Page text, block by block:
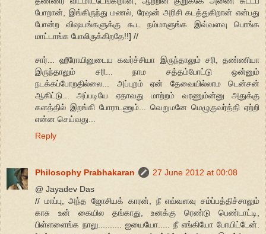
போறான், இங்கிருந்து மணல், ரேஷன் அரிசி கடத்துகிறான் என்பது
போன்ற விஷயங்களுக்கு கூட நம்மாளுங்க இவ்வளவு பொங்க
மாட்டாங்க போலிருக்கிறதே!!] //
சார்... ஹீரோயினுடைய கவர்ச்சியா இருந்தாலும் சரி, தண்ணியா
இருந்தாலும் சரி... நாம சத்தம்போட்டு ஒன்னும்
நடக்கப்போறதில்லை... அப்புறம் ஏன் தேவையில்லாம டென்சன்
ஆகிட்டு... அப்படியே ஏதாவது மாற்றம் வரணும்ன்னு அதுக்கு
களத்தில் இறங்கி போராடணும்... வெறுமனே மெழுகுவர்த்தி ஏற்றி
என்ன செய்வது...
Reply
Philosophy Prabhakaran
27 June 2012 at 00:08
@ Jayadev Das
// மாப்பு, அந்த ஜோசியக் காரன், நீ எவ்வளவு சம்ப்பத்திச்சாலும்
காசு உன் கையில தங்காது, உனக்கு ரெண்டு பெண்டாட்டி,
பிள்ளளைங்க நாலு.......... ஐயையோ..... நீ எங்கியோ போயிட்டேன்.